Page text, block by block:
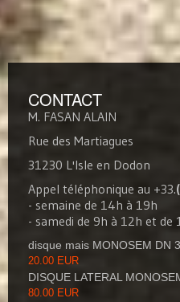
CONTACT
M. FASAN ALAIN
Rue des Martiagues
31230 L'Isle en Dodon
Appel téléphonique au +33.
- semaine de 14h à 19h
- samedi de 9h à 12h et de
disque mais MONOSEM DN
20.00 EUR
DISQUE LATERAL
80.00 EUR